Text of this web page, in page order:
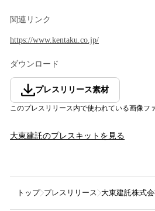
関連リンク
https://www.kentaku.co.jp/
ダウンロード
プレスリリース素材
このプレスリリース内で使われている画像フ
大東建託のプレスキットを見る
トップ プレスリリース 大東建託株式